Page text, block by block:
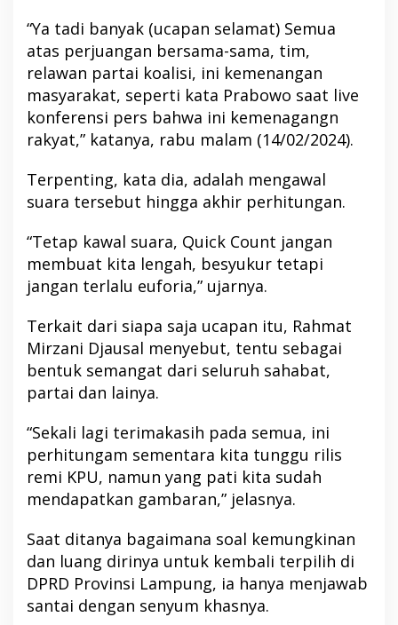
“Ya tadi banyak (ucapan selamat) Semua
atas perjuangan bersama-sama, tim,
relawan partai koalisi, ini kemenangan
masyarakat, seperti kata Prabowo saat live
konferensi pers bahwa ini kemenagangn
rakyat,” katanya, rabu malam (14/02/2024).
Terpenting, kata dia, adalah mengawal
suara tersebut hingga akhir perhitungan.
“Tetap kawal suara, Quick Count jangan
membuat kita lengah, besyukur tetapi
jangan terlalu euforia,” ujarnya.
Terkait dari siapa saja ucapan itu, Rahmat
Mirzani Djausal menyebut, tentu sebagai
bentuk semangat dari seluruh sahabat,
partai dan lainya.
“Sekali lagi terimakasih pada semua, ini
perhitungam sementara kita tunggu rilis
remi KPU, namun yang pati kita sudah
mendapatkan gambaran,” jelasnya.
Saat ditanya bagaimana soal kemungkinan
dan luang dirinya untuk kembali terpilih di
DPRD Provinsi Lampung, ia hanya menjawab
santai dengan senyum khasnya.